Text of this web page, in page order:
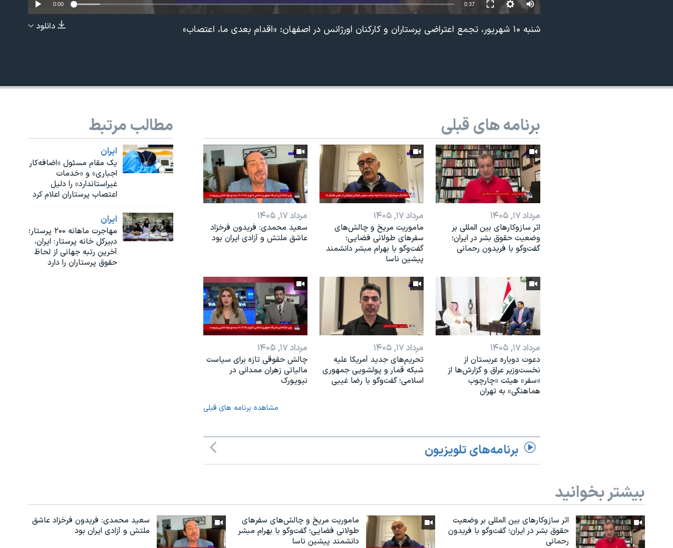
EMBED
0:00 0:37
دانلود شنبه ۱۰ شهریور، تجمع اعتراضی پرستاران و کارکنان اورژانس در اصفهان: «اقدام بعدی ما، اعتصاب»
مطالب مرتبط
ايران
یک مقام مسئول «اضافه‌کار
اجباری» و «خدمات
غیراستاندارد» را دلیل
اعتصاب پرستاران اعلام کرد
ايران
مهاجرت ماهانه ۲۰۰ پرستار؛
دبیرکل خانه پرستار: ایران،
آخرین رتبه جهانی از لحاظ
حقوق پرستاران را دارد
برنامه های قبلی
مرداد ۱۷, ۱۴۰۵
اثر ساز‌و‌کارهای بین المللی بر
وضعیت حقوق بشر در ایران؛
گفت‌وگو با فریدون رحمانی
مرداد ۱۷, ۱۴۰۵
ماموریت مریخ و چالش‌های
سفرهای طولانی فضایی؛
گفت‌وگو با بهرام مبشر دانشمند
پیشین ناسا
مرداد ۱۷, ۱۴۰۵
سعید محمدی: فریدون فرخزاد
عاشق ملتش و آزادی ایران بود
مرداد ۱۷, ۱۴۰۵
دعوت دوباره عربستان از
نخست‌وزیر عراق و گزارش‌ها از
«سفر» هیئت «چارچوب
هماهنگی» به تهران
مرداد ۱۷, ۱۴۰۵
تحریم‌های جدید آمریکا علیه
شبکه قمار و پولشویی جمهوری
اسلامی؛ گفت‌وگو با رضا غیبی
مرداد ۱۷, ۱۴۰۵
چالش حقوقی تازه برای سیاست
مالیاتی زهران ممدانی در
نیویورک
مشاهده برنامه های قبلی
برنامه‌های تلویزیون
بیشتر بخوانید
اثر ساز‌و‌کارهای بین المللی بر وضعیت
حقوق بشر در ایران؛ گفت‌وگو با فریدون
رحمانی
ماموریت مریخ و چالش‌های سفرهای
طولانی فضایی؛ گفت‌وگو با بهرام مبشر
دانشمند پیشین ناسا
سعید محمدی: فریدون فرخزاد عاشق
ملتش و آزادی ایران بود